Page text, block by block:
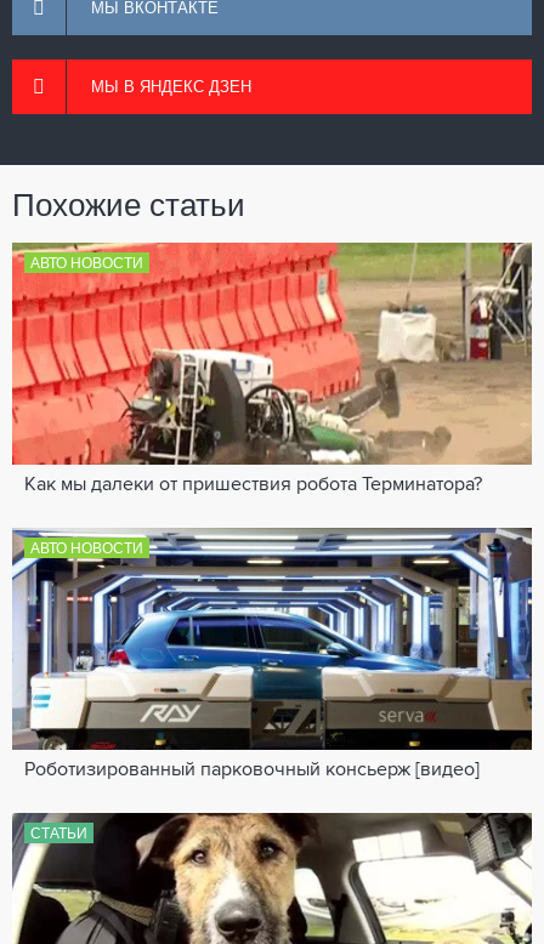
МЫ ВКОНТАКТЕ
МЫ В ЯНДЕКС ДЗЕН
Похожие статьи
АВТО НОВОСТИ
Как мы далеки от пришествия робота Терминатора?
АВТО НОВОСТИ
Роботизированный парковочный консьерж [видео]
СТАТЬИ